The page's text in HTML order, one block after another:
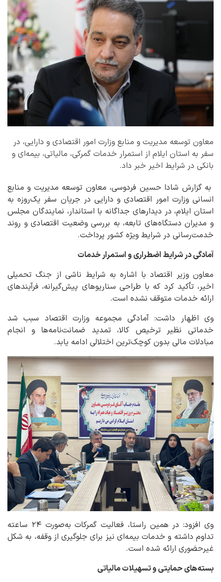
معاون توسعه مدیریت و منابع وزارت امور اقتصادی و دارایی، در
سفر به استان ایلام از استمرار خدمات گمرکی، مالیاتی، بیمه‌ای و
بانکی در شرایط اخیر خبر داد.
به گزارش شادا حسین فردوسی، معاون توسعه مدیریت و منابع
انسانی وزارت امور اقتصادی و دارایی در جریان سفر یک‌روزه به
استان ایلام، در دیدارهای جداگانه با استاندار، نمایندگان مجلس
و مدیران دستگاه‌های تابعه، به بررسی وضعیت اقتصادی و روند
خدمت‌رسانی در شرایط ویژه کشور پرداخت.
آمادگی در شرایط اضطراری و استمرار خدمات
معاون وزیر اقتصاد با اشاره به شرایط ناشی از جنگ تحمیلی
اخیر، تأکید کرد که با طراحی سناریوهای پیش‌گیرانه، فرآیندهای
ارائه خدمات متوقف نشده است.
وی اظهار داشت: آمادگی مجموعه وزارت اقتصاد سبب شد
خدماتی نظیر ترخیص کالا، تمدید ضمانت‌نامه‌ها و انجام
مبادلات مالی بدون کوچک‌ترین اختلالی ادامه یابد.
وی افزود: در همین راستا، فعالیت گمرکات به‌صورت ۲۴ ساعته
تداوم داشته و خدمات بیمه‌ای نیز برای جلوگیری از وقفه، به شکل
غیرحضوری ارائه شده است.
بسته‌های حمایتی و تسهیلات مالیاتی